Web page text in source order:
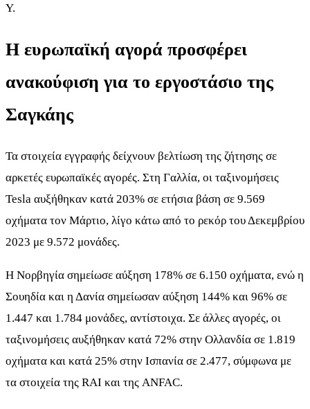
Y.
Η ευρωπαϊκή αγορά προσφέρει
ανακούφιση για το εργοστάσιο της
Σαγκάης
Τα στοιχεία εγγραφής δείχνουν βελτίωση της ζήτησης σε
αρκετές ευρωπαϊκές αγορές. Στη Γαλλία, οι ταξινομήσεις
Tesla αυξήθηκαν κατά 203% σε ετήσια βάση σε 9.569
οχήματα τον Μάρτιο, λίγο κάτω από το ρεκόρ του Δεκεμβρίου
2023 με 9.572 μονάδες.
Η Νορβηγία σημείωσε αύξηση 178% σε 6.150 οχήματα, ενώ η
Σουηδία και η Δανία σημείωσαν αύξηση 144% και 96% σε
1.447 και 1.784 μονάδες, αντίστοιχα. Σε άλλες αγορές, οι
ταξινομήσεις αυξήθηκαν κατά 72% στην Ολλανδία σε 1.819
οχήματα και κατά 25% στην Ισπανία σε 2.477, σύμφωνα με
τα στοιχεία της RAI και της ANFAC.